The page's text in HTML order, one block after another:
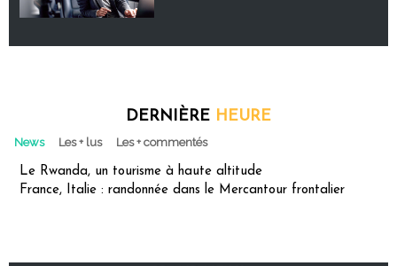
DERNIÈRE HEURE
News Les + lus Les + commentés
Le Rwanda, un tourisme à haute altitude
France, Italie : randonnée dans le Mercantour frontalier